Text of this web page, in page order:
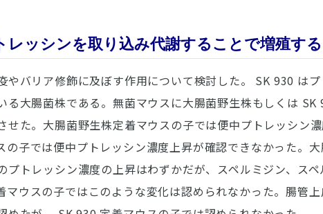
ッシンを取り込み代謝することで増殖する
やバリア修飾に及ぼす作用について検討した。 SK 930 は
る大腸菌株である。無菌マウスに大腸菌野生株もしくは SK
せた。大腸菌野生株定着マウスの子では便中プトレッシン
の子では便中プトレッシン濃度上昇が確認できなかった。
プトレッシン濃度の上昇はわずかだが、スペルミジン、ス
マウスの子ではこのような変化は認められなかった。腸管